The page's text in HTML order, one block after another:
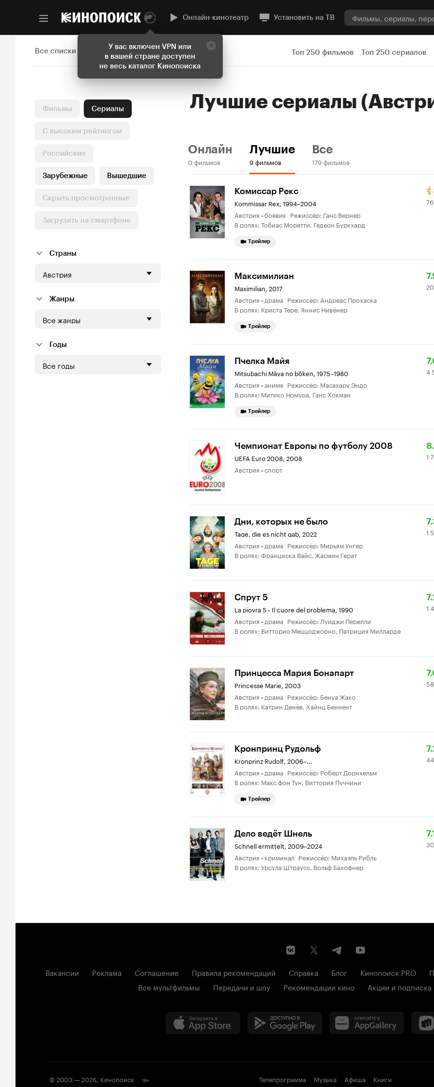
У вас включен VPN или
в вашей стране доступен
не весь каталог Кинопоиска
Онлайн-кинотеатр Установить на ТВ
Все списки Топ 250 фильмов Топ 250 сериалов
Фильмы Сериалы
С высоким рейтингом
Российские
Зарубежные Вышедшие
Скрыть просмотренные
Загрузить на смартфоне
Страны
Австрия
Жанры
Все жанры
Годы
Все годы
Лучшиесериалы
Онлайн
0 фильмов
Лучшие
9 фильмов
Все
179 фильмов
Комиссар Рекс
Kommissar Rex, 1994–2004
Австрия • боевик Режиссёр: Ганс Вернер
В ролях: Тобиас Моретти, Гедеон Буркхард
Трейлер
Максимилиан
Maximilian, 2017
Австрия • драма Режиссёр: Андреас Прохаска
В ролях: Криста Тере, Яннис Нивёнер
Трейлер
Пчелка Майя
Mitsubachi Mâya no bôken, 1975–1980
Австрия • аниме Режиссёр: Масахару Эндо
В ролях: Митико Номура, Ганс Хокман
4
4
Трейлер
Чемпионат Европы по футболу 2008
UEFA Euro 2008, 2008
Австрия • спорт
1
1
Дни, которых не было
Tage, die es nicht gab, 2022
Австрия • драма Режиссёр: Мирьям Унгер
В ролях: Франциска Вайс, Жасмин Герат
1
1
Спрут 5
La piovra 5 - Il cuore del problema, 1990
Австрия • драма Режиссёр: Луиджи Перелли
В ролях: Витторио Меццоджорно, Патриция Милларде
1
1
Принцесса Мария Бонапарт
Princesse Marie, 2003
Австрия • драма Режиссёр: Бенуа Жако
В ролях: Катрин Денёв, Хайнц Беннент
Кронпринц Рудольф
Kronprinz Rudolf, 2006–...
Австрия • драма Режиссёр: Роберт Дорнхельм
В ролях: Макс фон Тун, Виттория Пуччини
Трейлер
Дело ведёт Шнель
Schnell ermittelt, 2009–2024
Австрия • криминал Режиссёр: Михаэль Рибль
В ролях: Урсула Штраусс, Вольф Бахофнер
Вакансии Реклама Соглашение Правила рекомендаций Справка Блог Кинопоиск PRO
Все мультфильмы
Передачи и шоу Рекомендации кино Акции и подписка
© 2003 —2026, Кинопоиск 18+ Телепрограмма Музыка Афиша Книги